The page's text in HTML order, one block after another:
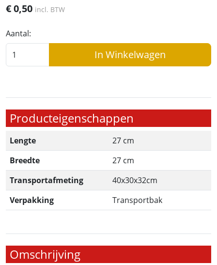
€0,50 incl. BTW
Aantal:
In Winkelwagen
Producteigenschappen
Lengte
27 cm
Breedte
27 cm
Transportafmeting
40x30x32cm
Verpakking
Transportbak
Omschrijving